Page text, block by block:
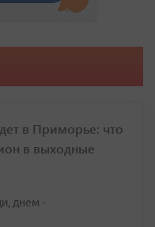
в Приморье: что
в выходные
днем -